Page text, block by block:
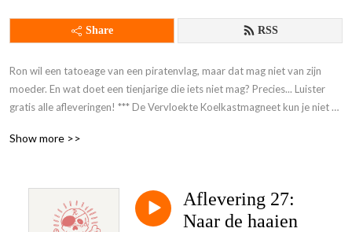
Share RSS
Ron wil een tatoeage van een piratenvlag, maar dat mag niet van zijn
moeder. En wat doet een tienjarige die iets niet mag? Precies... Luister
gratis alle afleveringen! *** De Vervloekte Koelkastmagneet kun je niet
Show more >>
Aflevering 27:
Naar de haaien